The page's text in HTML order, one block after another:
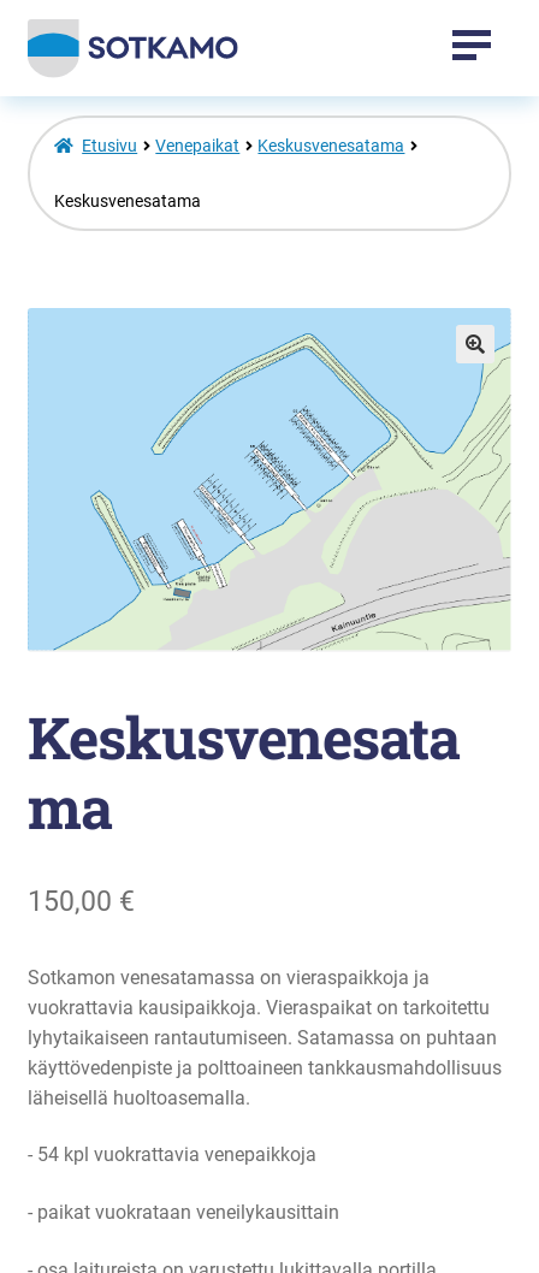
Tapahtumat
Sotkamo-tuotteet
Laajenna
alemman
tason
valikko
Kansalaisopisto
Arkistopalvelut
Vuokatti-Ruka urheiluakatemia
alemman
tason
Etusivu Venepaikat Keskusvenesatama
Keskusvenesatama
🔍
Keskusvenesata
ma
150,00 €
Sotkamon venesatamassa on vieraspaikkoja ja
vuokrattavia kausipaikkoja. Vieraspaikat on tarkoitettu
lyhytaikaiseen rantautumiseen. Satamassa on puhtaan
käyttövedenpiste ja polttoaineen tankkausmahdollisuus
läheisellä huoltoasemalla.
- 54 kpl vuokrattavia venepaikkoja
- paikat vuokrataan veneilykausittain